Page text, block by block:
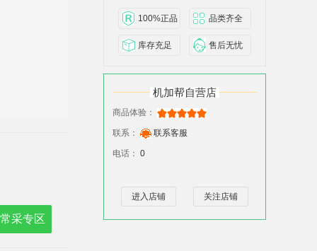
采专区
100%正品 品类齐全
库存充足 售后无忧
机加帮自营店
商品体验：
联系： 联系客服
电话： 0
进入店铺 关注店铺